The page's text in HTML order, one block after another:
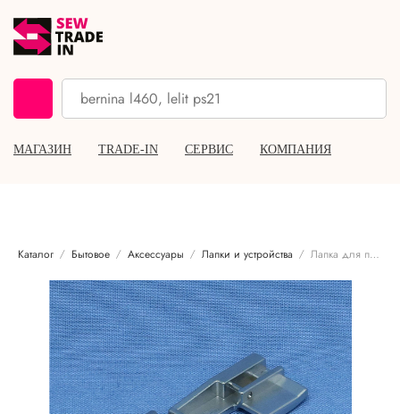
МАГАЗИН TRADE-IN СЕРВИС КОМПАНИЯ
Каталог Бытовое Аксессуары Лапки и устройства Лапка для потайной строчки Babylock